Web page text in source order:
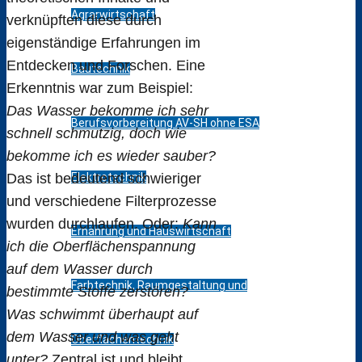
Agrarwirtschaft
Bautechnik
Berufsvorbereitung AV-SH ohne ESA
Elektrotechnik
Ernährung und Hauswirtschaft
Farbtechnik, Raumgestaltung und
Oberflächentechnik
verknüpften diese durch
eigenständige Erfahrungen im
Entdecken und Forschen. Eine
Erkenntnis war zum Beispiel:
Das Wasser bekomme ich sehr
schnell schmutzig, doch wie
bekomme ich es wieder sauber?
Das ist bedeutend schwieriger
und verschiedene Filterprozesse
wurden durchlaufen. Oder:Kann
ich die Oberflächenspannung
auf dem Wasser durch
bestimmte Stoffe zerstören?
Was schwimmt überhaupt auf
dem Wasser und was geht